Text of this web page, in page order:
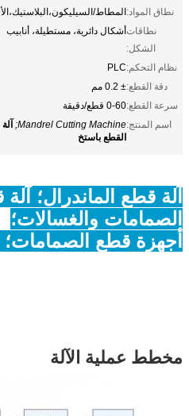
نطاق المواد:المطاط/
نطاقات
الشكل:
أشكال دائرية، مستطيلة، أنابيب
نظام التحكم:PLC
دقة القطع:± 0.2 مم
سرعة القطع:0-60 قطع/دقيقة
اسم المنتج:Mandrel Cutting Machine;
القطع باستخ
آلة قطع الماندرال؛
الصمامات والغسالات؛
أجهزة قطع الصمامات؛
مخطط عملية الآلة